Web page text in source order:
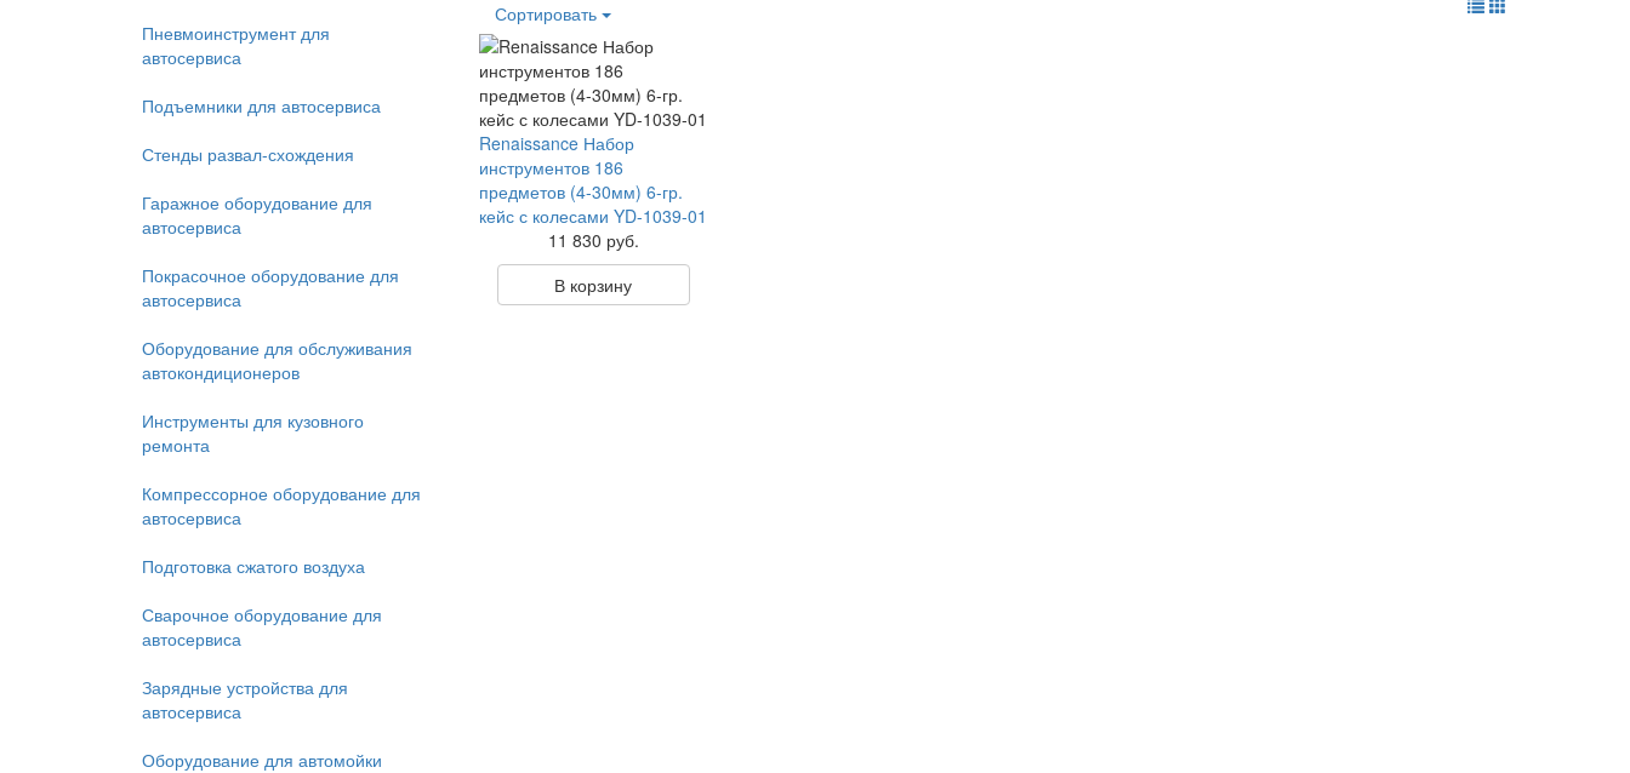
Пневмоинструмент для
автосервиса
Подъемники для автосервиса
Стенды развал-схождения
Гаражное оборудование для
автосервиса
Покрасочное оборудование для
автосервиса
Оборудование для обслуживания
автокондиционеров
Инструменты для кузовного
ремонта
Компрессорное оборудование для
автосервиса
Подготовка сжатого воздуха
Сварочное оборудование для
автосервиса
Зарядные устройства для
автосервиса
Оборудование для автомойки
Сортировать
Renaissance Набор
инструментов 186
предметов (4-30мм) 6-гр.
кейс с колесами YD-1039-01
11 830 руб.
В корзину